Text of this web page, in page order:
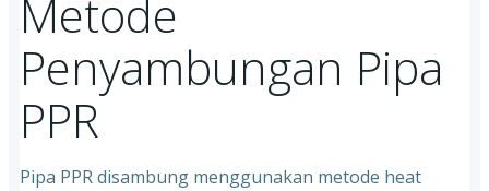
Metode
Penyambungan Pipa
PPR
Pipa PPR disambung menggunakan metode heat